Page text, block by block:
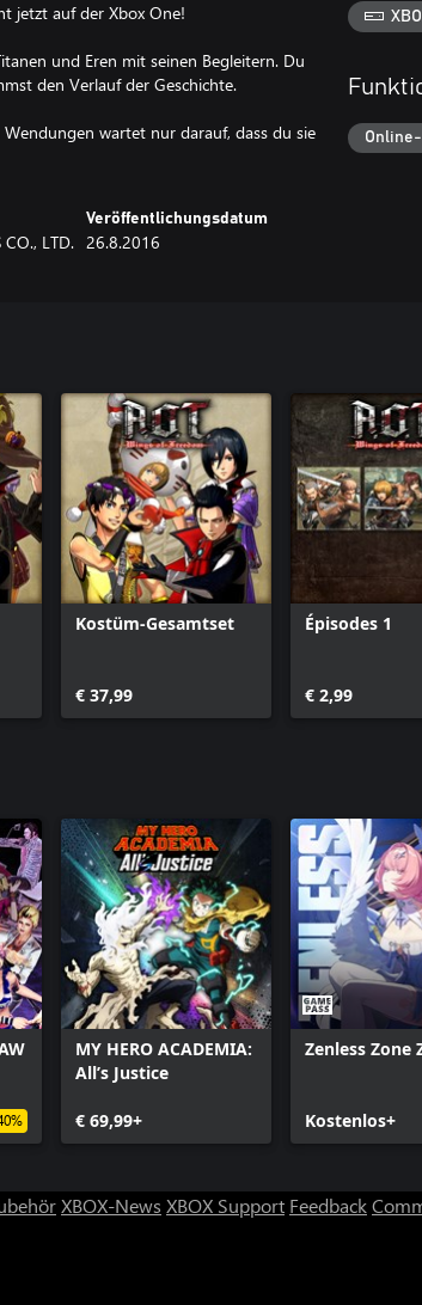
jetzt auf der Xbox One!
und Eren mit seinen Begleitern. Du
den Verlauf der Geschichte.
wartet nur darauf, dass du sie
CO., LTD.
Veröffentlichungsdatum
26.8.2016
Kostüm-Gesamtset
€ 37,99
Épisodes 1
€ 2,99
MY HERO ACADEMIA:
All’s Justice
€ 69,99+
Zenless Zone
Kostenlos+
XBOX-News XBOX Support Feedback